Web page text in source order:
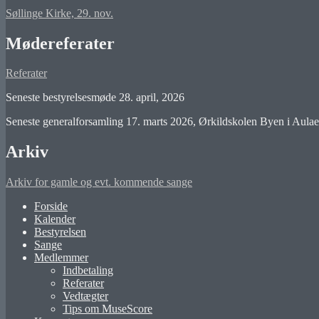
Søllinge Kirke, 29. nov.
Mødereferater
Referater
Seneste bestyrelsesmøde 28. april, 2026
Seneste generalforsamling 17. marts 2026, Ørkildskolen Byen i
Arkiv
Arkiv for gamle og evt. kommende sange
Forside
Kalender
Bestyrelsen
Sange
Medlemmer
Indbetaling
Referater
Vedtægter
Tips om MuseScore